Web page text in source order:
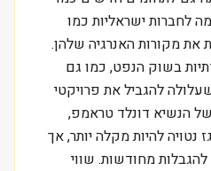
לחברות ישראליות כמו
את מקורות האנרגיה שלהן.
בשוק הנפט, כמו גם
להגביל את פרויקטי
הנשיא דונלד טראמפ,
נטויה להיות מקלה יותר, אך
מחודשות. שווי